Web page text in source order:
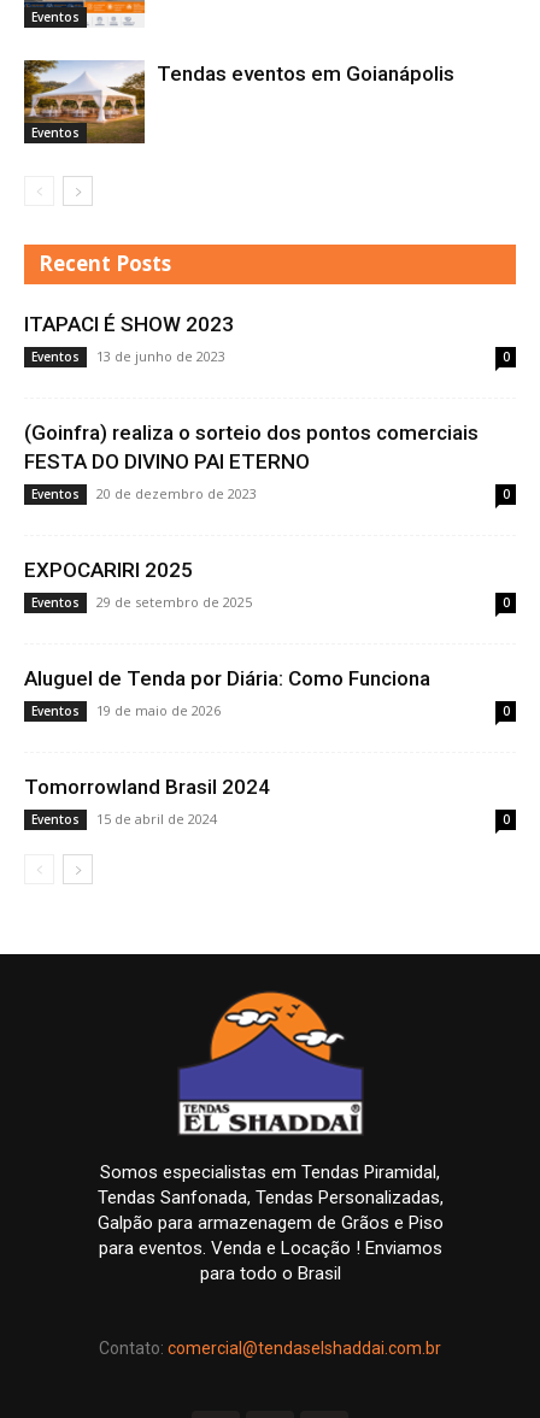
Eventos
Eventos
Tendas eventos em Goianápolis
Recent Posts
ITAPACI É SHOW 2023
Eventos 13 de junho de 2023 0
(Goinfra) realiza o sorteio dos pontos comerciais
FESTA DO DIVINO PAI ETERNO
Eventos 20 de dezembro de 2023 0
EXPOCARIRI 2025
Eventos 29 de setembro de 2025 0
Aluguel de Tenda por Diária: Como Funciona
Eventos 19 de maio de 2026 0
Tomorrowland Brasil 2024
Eventos 15 de abril de 2024 0
Somos especialistas em Tendas Piramidal,
Tendas Sanfonada, Tendas Personalizadas,
Galpão para armazenagem de Grãos e Piso
para eventos. Venda e Locação ! Enviamos
para todo o Brasil
Contato: comercial@tendaselshaddai.com.br